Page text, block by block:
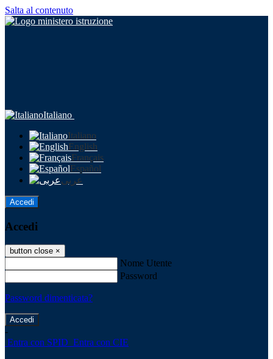
Salta al contenuto
Italiano
Italiano
English
Français
Español
عربى
Accedi
Accedi
button close ×
Nome Utente
Password
Password dimenticata?
-
Entra con SPID Entra con CIE